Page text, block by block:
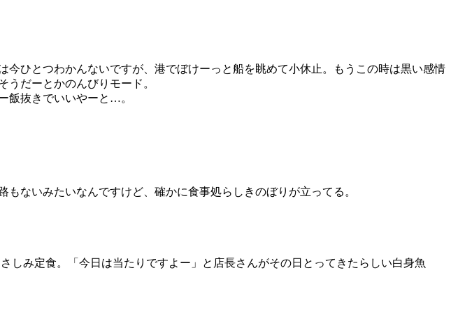
ひとつわかんないですが、港でぼけーっと船を眺めて小休止。もうこの時は黒い感情
だーとかのんびりモード。
飯抜きでいいやーと…。
ないみたいなんですけど、確かに食事処らしきのぼりが立ってる。
しみ定食。「今日は当たりですよー」と店長さんがその日とってきたらしい白身魚